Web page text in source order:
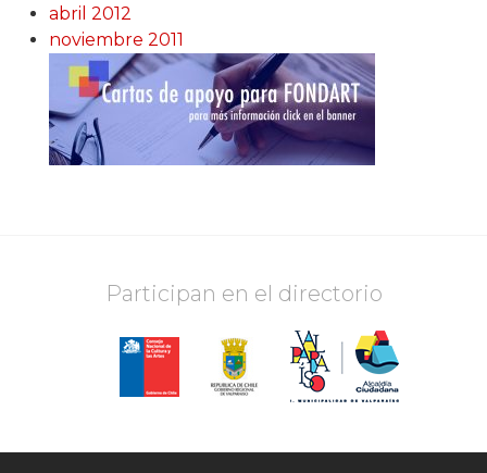
abril 2012
noviembre 2011
Participan en el directorio